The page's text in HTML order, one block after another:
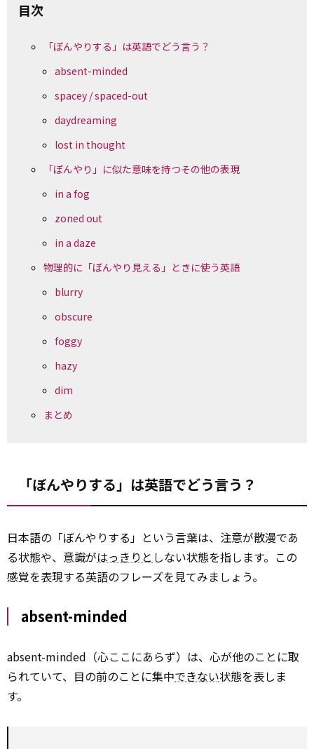
目次
「ぼんやりする」は英語でどう言う？
absent-minded
spacey / spaced-out
daydreaming
lost in thought
「ぼんやり」に似た意味を持つその他の表現
in a fog
zoned out
in a daze
物理的に「ぼんやり見える」ときに使う英語
blurry
obscure
foggy
hazy
dim
まとめ
「ぼんやりする」は英語でどう言う？
日本語の「ぼんやりする」という言葉は、注意が散漫であ
る状態や、意識がはっきりと しない状態を指します。この
感覚を表現する英語のフレーズを見てみましょう。
absent-minded
absent-minded（心ここにあらず）は、心が他のことに取
られていて、目の前のことに集中できない状態を表しま
す。